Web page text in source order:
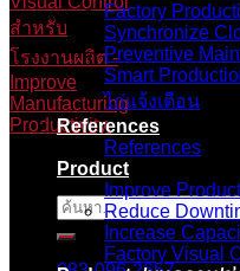
ค้นหา:
Factory
Synchronize
Preventive
Smart
ไก่แจ้งเตือน
References
References
Product
Improve
Reduce
Increase
Factory Visual